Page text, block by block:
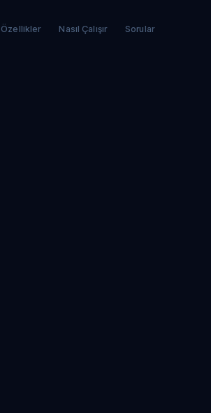
Özellikler Nasıl Çalışır Sorular